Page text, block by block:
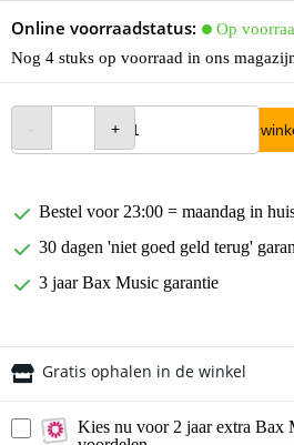
Online voorraadstatus:
Op
Nog 4 stuks op voorraad in ons
In
Bestel voor 23:00 = maandag in
30 dagen 'niet goed geld terug'
3 jaar Bax Music garantie
Gratis ophalen in de winkel
Kies nu voor 2 jaar extra Bax